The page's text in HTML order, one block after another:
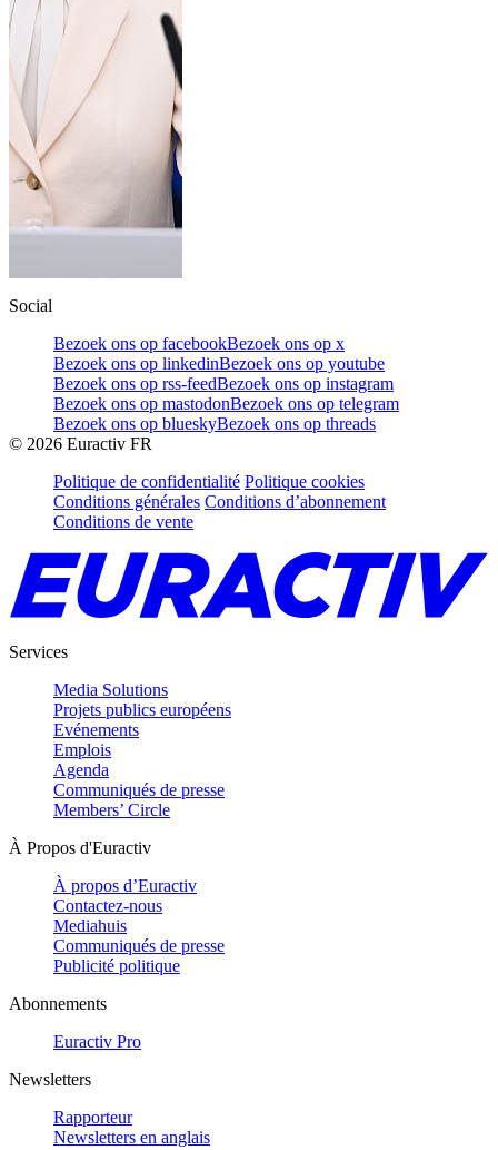
Social
Bezoek ons op facebookBezoek ons op x
Bezoek ons op linkedinBezoek ons op youtube
Bezoek ons op rss-feedBezoek ons op instagram
Bezoek ons op mastodonBezoek ons op telegram
Bezoek ons op blueskyBezoek ons op threads
© 2026 Euractiv FR
Politique de confidentialité Politique cookies
Conditions générales Conditions d’abonnement
Conditions de vente
Services
Media Solutions
Projets publics européens
Evénements
Emplois
Agenda
Communiqués de presse
Members’ Circle
À Propos d'Euractiv
À propos d’Euractiv
Contactez-nous
Mediahuis
Communiqués de presse
Publicité politique
Abonnements
Euractiv Pro
Newsletters
Rapporteur
Newsletters en anglais